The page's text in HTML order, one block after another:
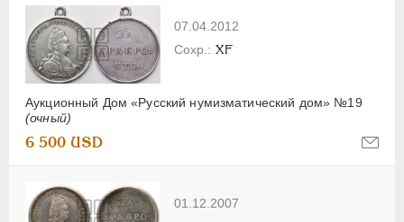
07.04.2012
Аукционный Дом «Русский нумизматический дом» №19
(очный)
XF
6 500 USD
01.12.2007